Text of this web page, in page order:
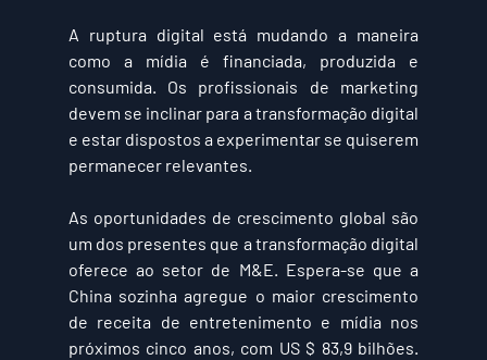
A ruptura digital está mudando a maneira
como a mídia é financiada, produzida e
consumida. Os profissionais de marketing
devem se inclinar para a transformação digital
e estar dispostos a experimentar se quiserem
permanecer relevantes.
As oportunidades de crescimento global são
um dos presentes que a transformação digital
oferece ao setor de M&E. Espera-se que a
China sozinha agregue o maior crescimento
de receita de entretenimento e mídia nos
próximos cinco anos, com US $ 83,9 bilhões.